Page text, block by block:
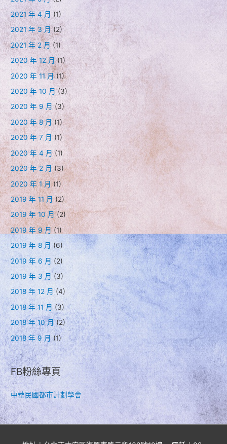
2021 年 4 月 (1)
2021 年 3 月(2)
2021 年 2 月 (1)
2020 年 12 月(1)
2020 年 11 月(1)
2020 年 10 月(3)
2020 年 9 月 (3)
2020 年 8 月(1)
2020 年 7 月 (1)
2020 年 4 月(1)
2020 年 2 月(3)
2020 年 1 月(1)
2019 年 11 月 (2)
2019 年 10 月(2)
2019 年 9 月(1)
2019 年 8 月 (6)
2019 年 6 月 (2)
2019 年 3 月 (3)
2018 年 12 月 (4)
2018 年 11 月 (3)
2018 年 10 月(2)
2018 年 9 月 (1)
FB粉絲專頁
中華民國都市計劃學會